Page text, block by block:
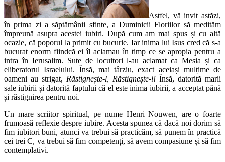
Astfel, vă invit astăzi,
în prima zi a săptămânii sfinte, a Duminicii Floriilor să medităm
împreună asupra acestei iubiri. După cum am mai spus și cu altă
ocazie, că poporul la primit cu bucurie. Iar inima lui Isus cred că s-a
bucurat enorm fiindcă ei îl aclamau în timp ce se apropia pentru a
intra în Ierusalim. Sute de locuitori l-au aclamat ca Mesia și ca
eliberatorul Israelului. Însă, mai târziu, exact aceiași mulțime de
oameni au strigat, Răstignește-l, Răstignește-l! Însă, datorită marii
sale iubirii și datorită faptului că el este inima iubirii, a acceptat până
și răstignirea pentru noi.
Un mare scriitor spiritual, pe nume Henri Nouwen, are o foarte
frumoasă reflexie despre iubire. Acesta spunea că dacă noi dorim să
fim iubitori buni, atunci va trebui să practicăm, să punem în practică
cei trei C, va trebui să fim competenți, să avem compasiune și să fim
contemplativi.